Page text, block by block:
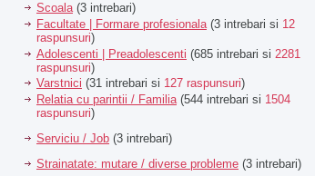
Scoala(3 intrebari)
Facultate | Formare profesionala (3 intrebari si 12
raspunsuri)
Adolescenti | Preadolescenti (685 intrebari si 2281
raspunsuri)
Varstnici (31 intrebari si 127 raspunsuri)
Relatia cu parintii / Familia (544 intrebari si 1504
raspunsuri)
Serviciu / Job (3 intrebari)
Strainatate: mutare / diverse probleme (3 intrebari)